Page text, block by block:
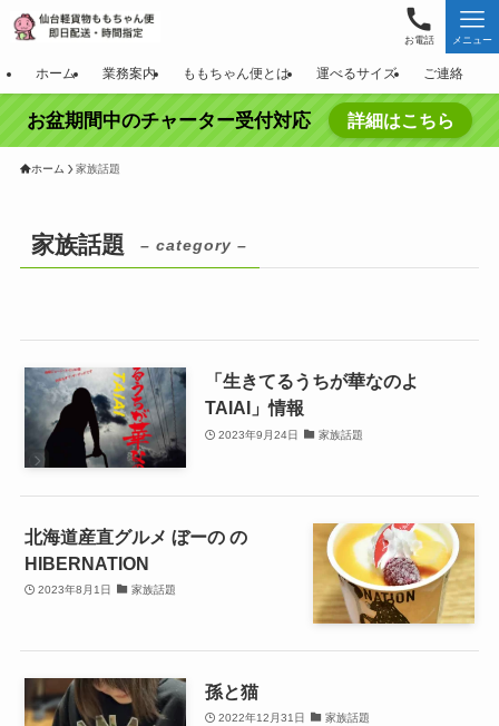
お電話 メニュー
ホーム 業務案内 ももちゃん便とは 運べるサイズ ご連絡
お盆期間中のチャーター受付対応 詳細はこちら
ホーム 家族話題
家族話題 – category –
「生きてるうちが華なのよ
TAIAI」情報
2023年9月24日 家族話題
北海道産直グルメ ぼーの の
HIBERNATION
2023年8月1日 家族話題
孫と猫
2022年12月31日 家族話題